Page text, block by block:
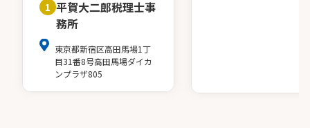
1 平賀大二郎税理士事
務所
東京都新宿区高田馬場1丁
目31番8号高田馬場ダイカ
ンプラザ805